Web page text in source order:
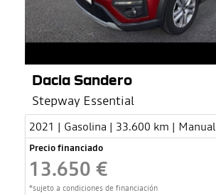
Dacia Sandero
Stepway Essential
2021 | Gasolina | 33.600 km | Manual
Precio financiado
13.650 €
*sujeto a condiciones de financiación